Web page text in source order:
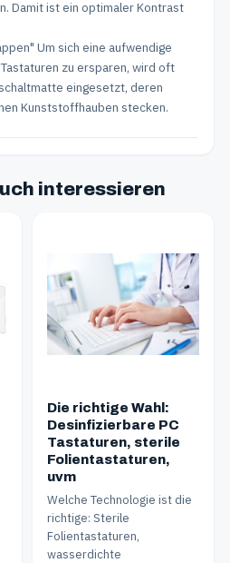
Damit ist ein optimaler Kontrast
Um sich eine aufwendige
zu ersparen, wird oft
eingesetzt, deren
Kunststoffhauben stecken.
interessieren
Die richtige Wahl:
Desinfizierbare PC
Tastaturen, sterile
Folientastaturen,
uvm
Welche Technologie ist die
richtige: Sterile
Folientastaturen,
wasserdichte